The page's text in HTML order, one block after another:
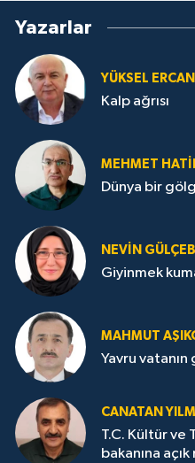
Yazarlar
YÜKSEL ERCAN
Kalp ağrısı
MEHMET
Dünya bir
NEVİN GÜLÇEBİ
Giyinmek
MAHMUT
Yavru
CANATAN
T.C. Kültür ve
bakanına